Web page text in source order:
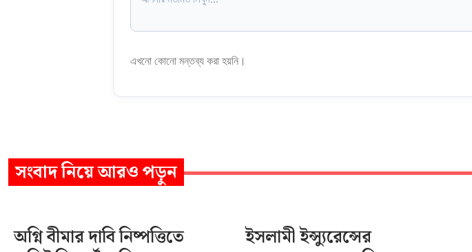
এখনো কোনো মন্তব্য করা হয়নি।
সংবাদনিয়ে আরও পড়ুন
অগ্নি বীমার দাবি নিষ্পত্তিতে
ইসলামী ইন্স্যুরেন্সের